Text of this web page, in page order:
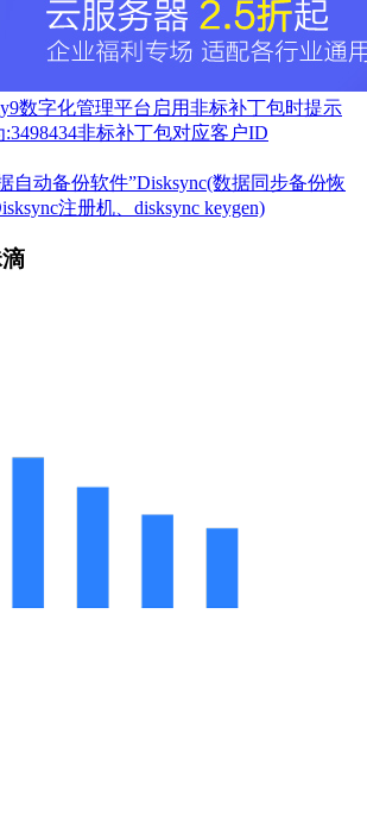
数字化管理平台启用非标补丁包时提示
非标补丁包对应客户ID
自动备份软件”Disksync(数据同步备份恢
注册机、disksync keygen)